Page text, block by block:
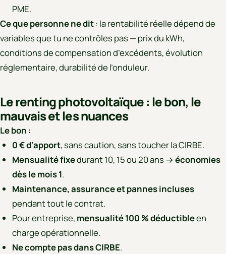
PME.
Ce que personne ne dit: la rentabilité réelle dépend de
variables que tu ne contrôles pas — prix du kWh,
conditions de compensation d’excédents, évolution
réglementaire, durabilité de l’onduleur.
Le renting photovoltaïque : le bon, le
mauvais et les nuances
Le bon :
0 € d’apport, sans caution, sans toucher la CIRBE.
Mensualité fixedurant 10, 15 ou 20 ans →économies
dès le mois 1.
Maintenance, assurance et pannes incluses
pendant tout le contrat.
Pour entreprise, mensualité 100 % déductibleen
charge opérationnelle.
Ne compte pas dans CIRBE.